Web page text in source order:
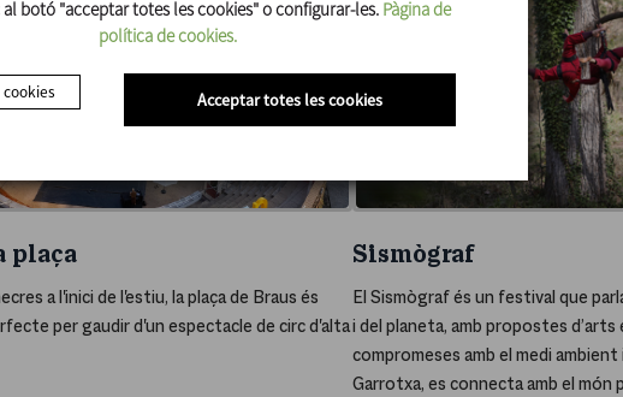
botó "acceptar totes les cookies" o configurar-les. Pàgina de
política de cookies.
Acceptar totes les cookies
plaça
a l'inici de l'estiu, la plaça de Braus és
per gaudir d'un espectacle de circ d'alta
Sismògraf
El Sismògraf és un festival que
i del planeta, amb propostes d’arts
compromeses amb el medi
Garrotxa, es connecta amb el món